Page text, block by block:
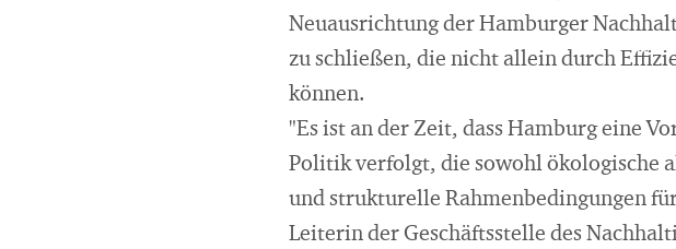
Neuausrichtung der Hamburger
zu schließen, die nicht allein durch
können.
"Es ist an der Zeit, dass Hamburg eine
Politik verfolgt, die sowohl ökologische
und strukturelle Rahmenbedingungen
Leiterin der Geschäftsstelle des